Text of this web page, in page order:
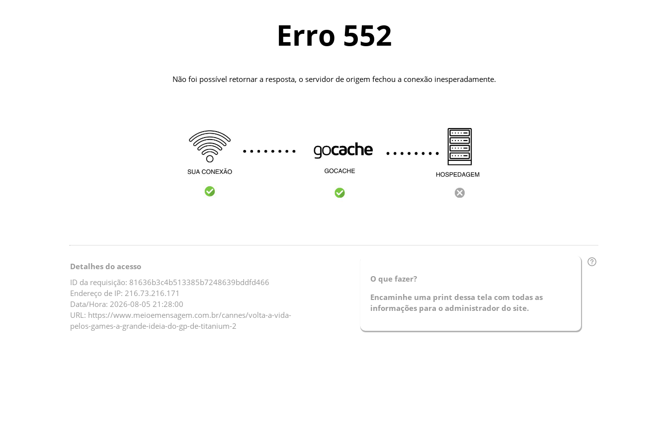
Erro 552
Não foi possível retornar a resposta, o servidor de origem fechou a conexão inesperadamente.
Detalhes do acesso
ID da requisição: 81636b3c4b513385b7248639bddfd466
Endereço de IP: 216.73.216.171
Data/Hora: 2026-08-05 21:28:00
URL: https://www.meioemensagem.com.br/cannes/volta-a-vida-
pelos-games-a-grande-ideia-do-gp-de-titanium-2
O que fazer?
Encaminhe uma print dessa tela com todas as
informações para o administrador do site.